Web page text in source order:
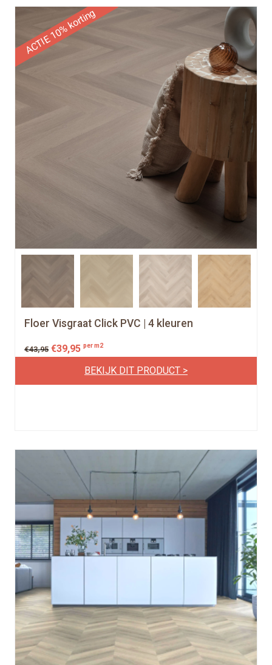
ACTIE 10% korting
Floer Visgraat Click PVC | 4 kleuren
€43,95 €39,95 per m2
BEKIJK DIT PRODUCT >